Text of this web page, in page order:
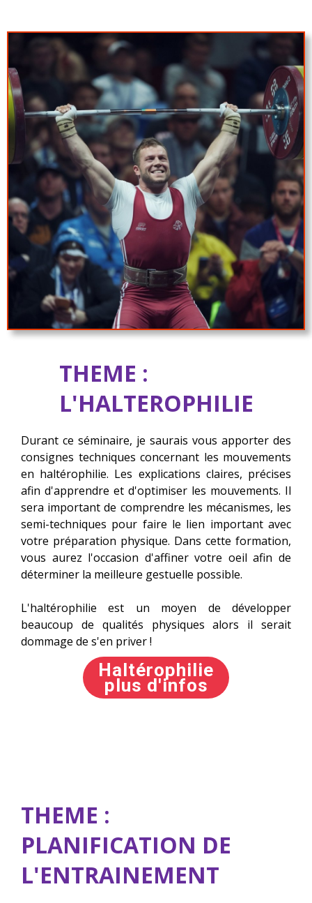
THEME :
L'HALTEROPHILIE
Durant ce séminaire, je saurais vous apporter des
consignes techniques concernant les mouvements
en haltérophilie. Les explications claires, précises
afin d'apprendre et d'optimiser les mouvements. Il
sera important de comprendre les mécanismes, les
semi-techniques pour faire le lien important avec
votre préparation physique. Dans cette formation,
vous aurez l'occasion d'affiner votre oeil afin de
déterminer la meilleure gestuelle possible.
L'haltérophilie est un moyen de développer
beaucoup de qualités physiques alors il serait
dommage de s'en priver !
Haltérophilie
plus d'infos
THEME :
PLANIFICATION DE
L'ENTRAINEMENT